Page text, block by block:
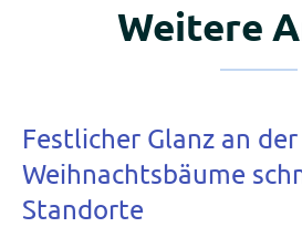
Weitere
Festlicher Glanz an der
Weihnachtsbäume
Standorte